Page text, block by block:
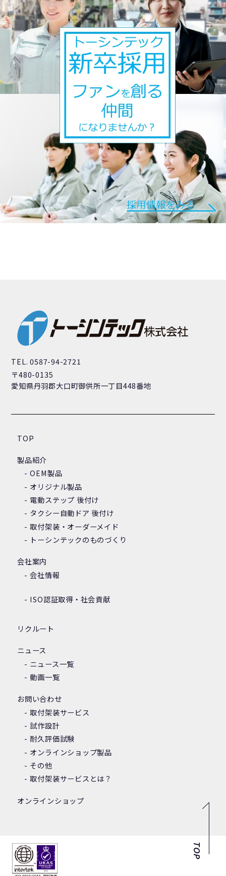
TEL. 0587-94-2721
〒480-0135
愛知県丹羽郡大口町御供所一丁目448番地
TOP
製品紹介
OEM製品
オリジナル製品
電動ステップ 後付け
タクシー自動ドア 後付け
取付架装・オーダーメイド
トーシンテックのものづくり
会社案内
会社情報
ISO認証取得・社会貢献
リクルート
ニュース
ニュース一覧
動画一覧
お問い合わせ
取付架装サービス
試作設計
耐久評価試験
オンラインショップ製品
その他
取付架装サービスとは？
オンラインショップ
TOP